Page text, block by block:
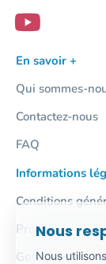
En savoir +
Qui sommes-
Contactez-nous
FAQ
Informations
Conditions
Protection des
Gestion des
Nous
Nous